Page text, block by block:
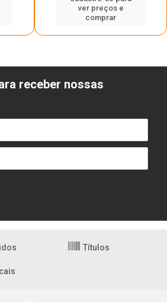
ver preços e
comprar
receber nossas
Títulos